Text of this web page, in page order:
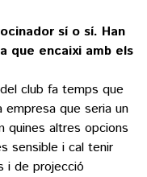
sí o sí. Han
que encaixi amb els
club fa temps que
empresa que seria un
quines altres opcions
sensible i cal tenir
i de projecció